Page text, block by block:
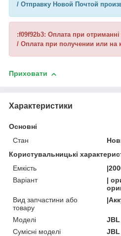
/ Отправку Новой Почтой
:f09f92b3: Оплата при отриманні
/ Оплата при получении или на
Приховати
Характеристики
Основні
Стан
Користувальницькі
Емкість
Варіант
|
Вид запчастини або
товару
Моделі
Сумісні моделі